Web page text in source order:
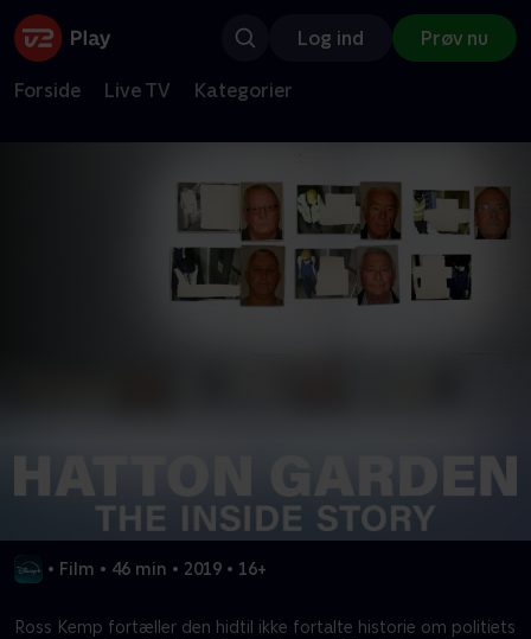
Log ind Prøv nu
Forside Live TV Kategorier
• Film • 46 min • 2019 • 16+
Ross Kemp fortæller den hidtil ikke fortalte historie om politiets